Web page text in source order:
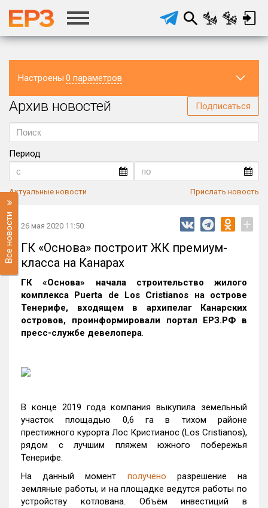
Настроены 0 параметров
Регион
Архив новостей Подписаться
Период
Актуальные новости Прислать новость
Все новости 26 мая 2020 11:50 +
ГК «Основа» построит ЖК премиум-
класса на Канарах
ГК «Основа» начала строительство жилого
комплекса Puerta de Los Cristianos на острове
Тенерифе, входящем в архипелаг Канарских
островов, проинформировали портал ЕРЗ.РФ в
пресс-службе девелопера.
В конце 2019 года компания выкупила земельный
участок площадью 0,6 га в тихом районе
престижного курорта Лос Кристианос (Los Cristianos),
рядом с лучшим пляжем южного побережья
Тенерифе.
На данный момент получено разрешение на
земляные работы, и на площадке ведутся работы по
устройству котлована. Объём инвестиций в